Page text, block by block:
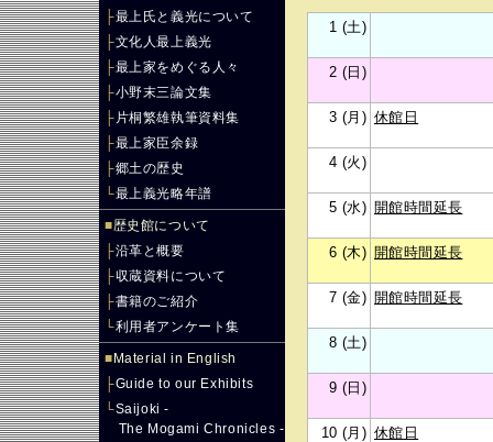
├最上氏と義光について
├文化人最上義光
├最上家をめぐる人々
├小野末三論文集
├ 片桐繁雄執筆資料集
├最上家臣余録
├郷土の歴史
└最上義光略年譜
■歴史館について
├沿革と概要
├収蔵資料について
├書籍のご紹介
└利用者アンケート集
■ Material in English
├Guide to our Exhibits
└Saijoki -
The Mogami Chronicles -
1 (土)
2 (日)
3 (月) 休館日
4 (火)
5 (水) 開館時間延長
6 (木) 開館時間延長
7 (金) 開館時間延長
8 (土)
9 (日)
10 (月) 休館日